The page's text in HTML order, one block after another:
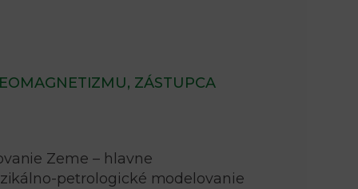
ix
ZÁSTUPCA
Zeme – hlavne
petrologické modelovanie